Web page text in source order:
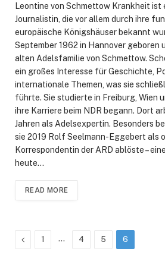
Leontine von Schmettow Krankheit ist
Journalistin, die vor allem durch ihre
europäische Königshäuser bekannt
September 1962 in Hannover geboren
alten Adelsfamilie von Schmettow.
ein großes Interesse für Geschichte,
internationale Themen, was sie
führte. Sie studierte in Freiburg, Wien
ihre Karriere beim NDR begann. Dort
Jahren als Adelsexpertin. Besonders
sie 2019 Rolf Seelmann-Eggebert als
Korrespondentin der ARD ablöste –
heute…
READ MORE
Previous
1 … 4 5 6